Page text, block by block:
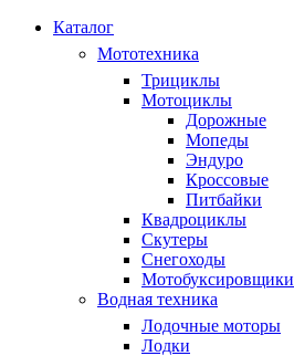
Каталог
Мототехника
Трициклы
Мотоциклы
Дорожные
Мопеды
Эндуро
Кроссовые
Питбайки
Квадроциклы
Скутеры
Снегоходы
Мотобуксировщики
Водная техника
Лодочные моторы
Лодки